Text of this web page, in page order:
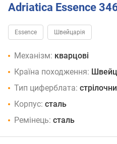
Adriatica Essence
Essence Швейцарія
Механізм: кварцові
Країна походження:
Тип циферблата:
Корпус: сталь
Ремінець: сталь